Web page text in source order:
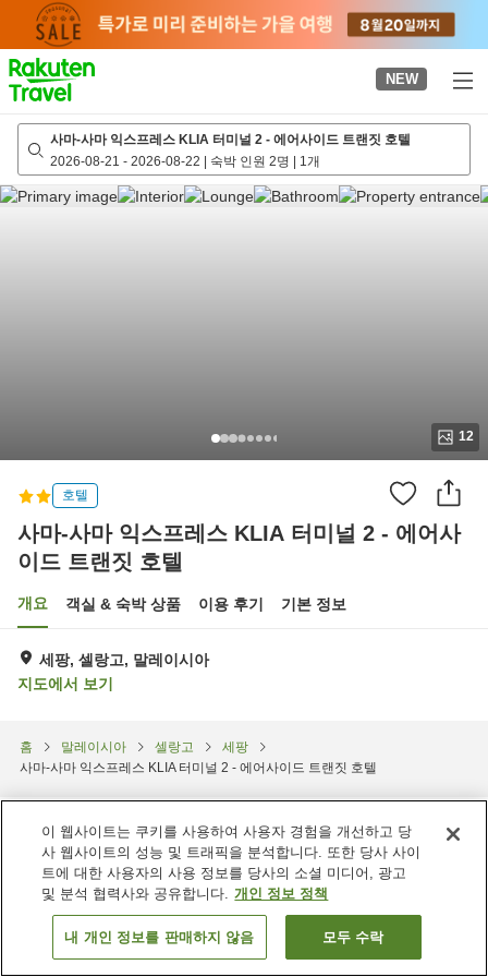
page
NEW
사마-사마 익스프레스 KLIA 터미널 2 - 에어사이드 트랜짓 호텔
2026-08-21 - 2026-08-22 | 숙박 인원 2명 | 1개
12
호텔
사마-사마 익스프레스 KLIA 터미널 2 - 에어사
이드 트랜짓 호텔
개요 객실 & 숙박 상품 이용 후기 기본 정보
세팡, 셀랑고, 말레이시아
지도에서 보기
홈 말레이시아 셀랑고
세팡
사마-사마 익스프레스 KLIA 터미널 2 - 에어사이드 트랜짓 호텔
객실 보기
이 웹사이트는 쿠키를 사용하여 사용자 경험을 개선하고 당
사 웹사이트의 성능 및 트래픽을 분석합니다. 또한 당사 사이
트에 대한 사용자의 사용 정보를 당사의 소셜 미디어, 광고
및 분석 협력사와 공유합니다. 개인 정보 정책
내 개인 정보를 판매하지 않음 모두 수락